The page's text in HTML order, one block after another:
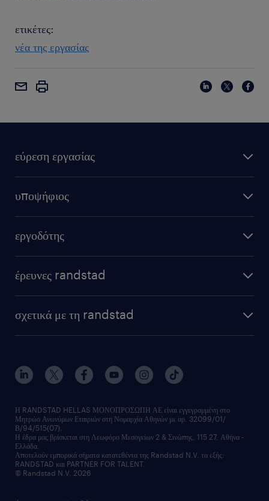
ετικέτες:
νέα της εργασίας
εύρεση εργασίας
υποψήφιος
εργοδότης
έρευνες randstad
σχετικά με τη randstad
Η RANDSTAD HELLAS ΜΟΝΟΠΡΟΣΩΠΗ ΑΕ είναι εγγεγραμμένη στο
Μητρώο Ανωνύμων Εταιριών στη Νομαρχία Αθηνών με αρ. 32099/01/
Β/94/515(07).
Η έδρα μας βρίσκεται στη Λεωφόρο Μεσογείων 2 & Σινώπης, 115 27, Αθήνα -
Ελλάδα.
Αποτελούν εμπορικά σήματα κατατεθέντα της Randstad N.V. τα εξής:
RANDSTAD και PARTNER FOR TALENT.
© Randstad N.V. 2026